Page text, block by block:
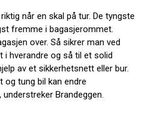
når en skal på tur. De tyngste
fremme i bagasjerommet.
over. Så sikrer man ved
hverandre og så til et solid
av et sikkerhetsnett eller bur.
og tung bil kan endre
Brandeggen.